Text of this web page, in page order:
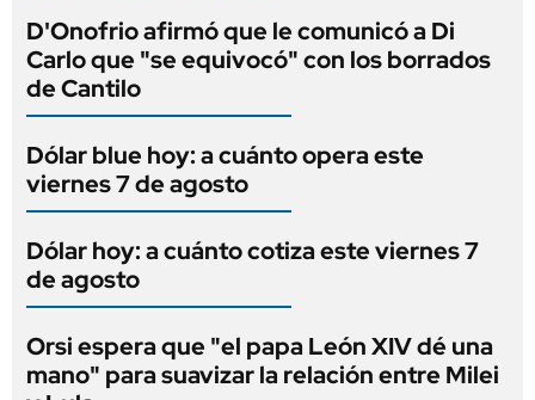
D'Onofrio afirmó que le comunicó a Di
Carlo que "se equivocó" con los borrados
de Cantilo
Dólar blue hoy: a cuánto opera este
viernes 7 de agosto
Dólar hoy: a cuánto cotiza este viernes 7
de agosto
Orsi espera que "el papa León XIV dé una
mano" para suavizar la relación entre Milei